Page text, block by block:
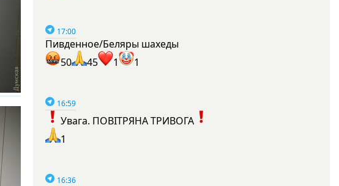
17:00
Пивденное/Беляры шахеды
50
45 1 1
16:59
Увага. ПОВІТРЯНА ТРИВОГА
1
16:36